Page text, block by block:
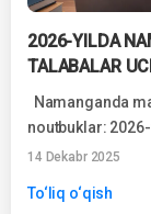
2026-YILDA
TALABALAR
Namanganda
noutbuklar:
to‘lamaslik
14 Dekabr 2025
To‘liq o‘qish